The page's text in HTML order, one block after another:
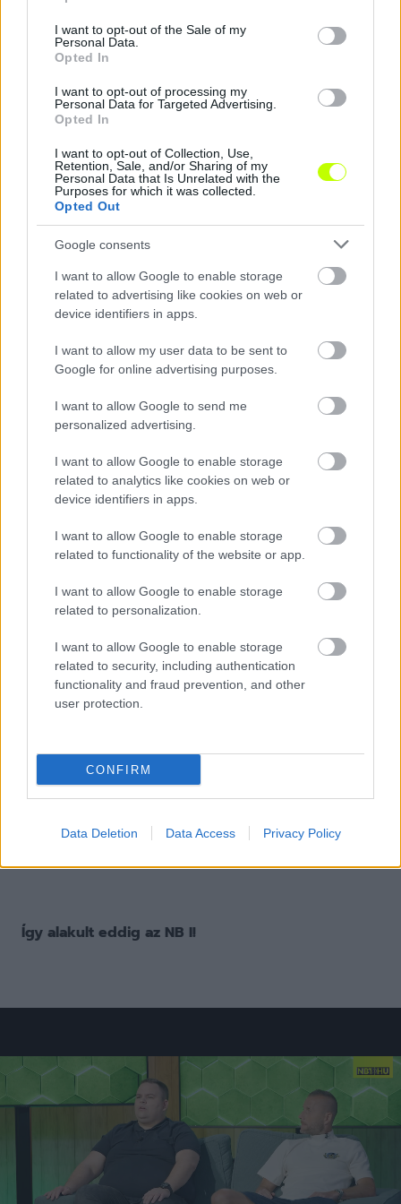
use your data for below specified purposes in below Google
consent section.
I want to opt-out of the Sale of my
Personal Data.
Opted In
I want to opt-out of processing my
Personal Data for Targeted Advertising.
Opted In
I want to opt-out of Collection, Use,
Retention, Sale, and/or Sharing of my
Personal Data that Is Unrelated with the
Purposes for which it was collected.
Opted Out
Google consents
I want to allow Google to enable storage
related to advertising like cookies on web or
device identifiers in apps.
I want to allow my user data to be sent to
Google for online advertising purposes.
I want to allow Google to send me
personalized advertising.
I want to allow Google to enable storage
related to analytics like cookies on web or
device identifiers in apps.
I want to allow Google to enable storage
related to functionality of the website or app.
I want to allow Google to enable storage
related to personalization.
I want to allow Google to enable storage
related to security, including authentication
functionality and fraud prevention, and other
user protection.
CONFIRM
Data Deletion Data Access Privacy Policy
Nagy Tamás, a Pápa védekező középpályása
szerint a Debrecen a favorit, de a Pápa mindent
kiharcolja a bennmaradást.
„Matematikailag még lehetséges, hogy a
Debrecen odaérjen a dobogóra, ezért
mindenképpen ők a favoritok. Biztos, hogy
masszív védekezésből fogunk kiindulni és
próbálunk kontrákra játszani. Nem lesz egyszerű,
de érhetünk el meglepetést, amitől Diósgyőrben
csak másodpercekre voltunk. Továbbra is csapat
megőrizze az élvonalbeli tagságát. Három
mérkőzés van hátra a bajnokságból, most
mindenki azon van, hogyan tudjuk a legjobbat
kihozni magunkból. Az a célunk, hogy benntartsuk
az együttest az élvonalban.”
Debreceni VSC-Lombard Pápa
Vasárnap, Debrecen, Nagyerdei Stadion, 18.30 (
Játékvezető:Fábián Mihály
A mérkőzést élőben tudósítjuk!
Az OTP Bank Liga tabellája itt érhető el!
Így alakult eddig az NB I!